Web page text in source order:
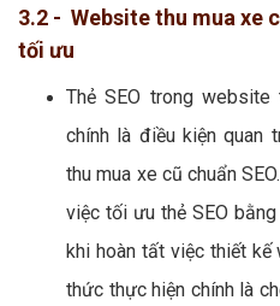
3.2 - Website thu mua xe
tối ưu
Thẻ SEO trong
chính là điều kiện quan
thu mua xe cũ chuẩn
việc tối ưu thẻ SEO
khi hoàn tất việc thiết kế
thức thực hiện chính là